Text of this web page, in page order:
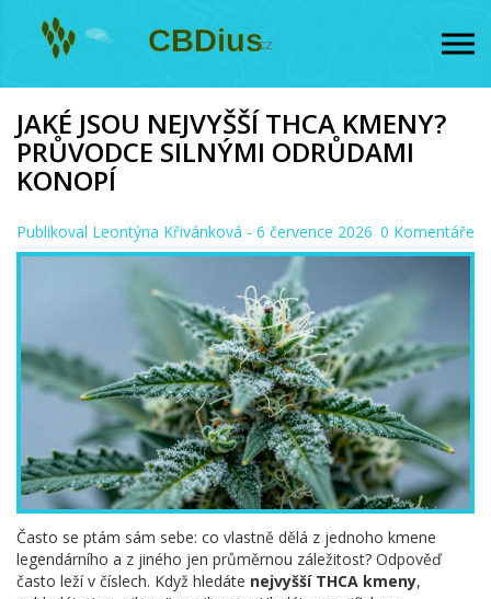
JAKÉ JSOU NEJVYŠŠÍ THCA KMENY?
PRŮVODCE SILNÝMI ODRŮDAMI
KONOPÍ
Publikoval Leontýna Křivánková - 6 července 2026 0 Komentáře
Často se ptám sám sebe: co vlastně dělá z jednoho kmene
legendárního a z jiného jen průměrnou záležitost? Odpověď
často leží v číslech. Když hledáte nejvyšší THCA kmeny,